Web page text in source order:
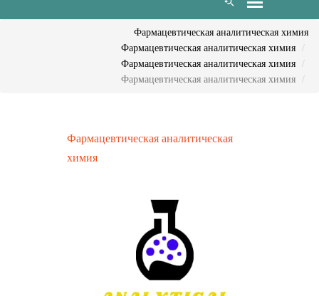
Фармацевтическая аналитическая химия
Фармацевтическая аналитическая химия
Фармацевтическая аналитическая химия
Фармацевтическая аналитическая химия
Фармацевтическая аналитическая
химия